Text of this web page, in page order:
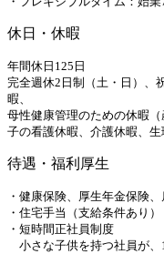
休日・休暇
年間休日125日
完全週休2日制（土・日）、
暇、
母性健康管理のための休暇
子の看護休暇、介護休暇、
待遇・福利厚生
・健康保険、厚生年金保険
・住宅手当（支給条件あり）
・短時間正社員制度
小さな子供を持つ社員が、